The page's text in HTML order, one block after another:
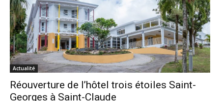
Actualité
Réouverture de l’hôtel trois étoiles Saint-
Georges à Saint-Claude